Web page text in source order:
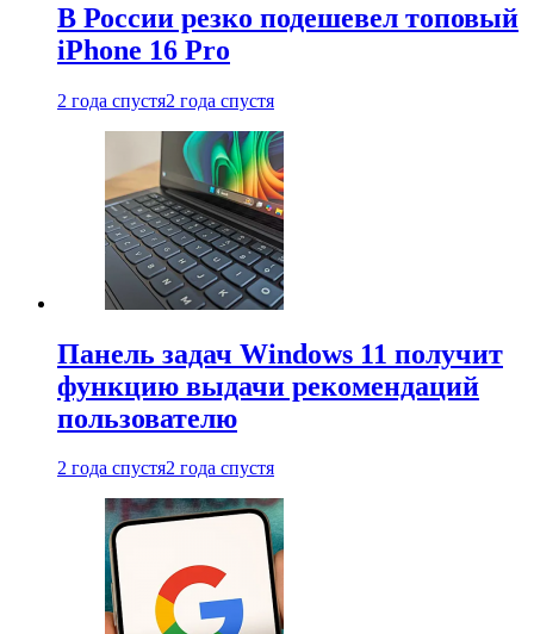
В России резко подешевел топовый
iPhone 16 Pro
2 года спустя2 года спустя
Панель задач Windows 11 получит
функцию выдачи рекомендаций
пользователю
2 года спустя2 года спустя